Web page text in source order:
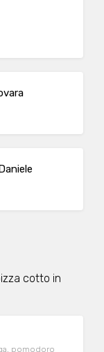
cotto in
pomodoro